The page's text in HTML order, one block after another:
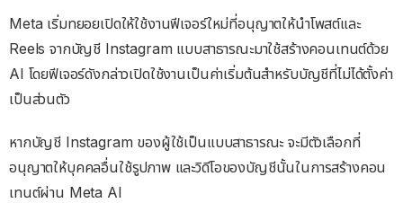
Meta เริ่มทยอยเปิดให้ใช้งานฟีเจอร์ใหม่ที่อนุญาตให้นำโพสต์และ
Reels จากบัญชี Instagram แบบสาธารณะมาใช้สร้างคอนเทนต์ด้วย
AI โดยฟีเจอร์ดังกล่าวเปิดใช้งานเป็นค่าเริ่มต้นสำหรับบัญชีที่ไม่ได้ตั้งค่า
เป็นส่วนตัว
หากบัญชี Instagram ของผู้ใช้เป็นแบบสาธารณะ จะมีตัวเลือกที่
อนุญาตให้บุคคลอื่นใช้รูปภาพ และวิดีโอของบัญชีนั้นในการสร้างคอน
เทนต์ผ่าน Meta AI